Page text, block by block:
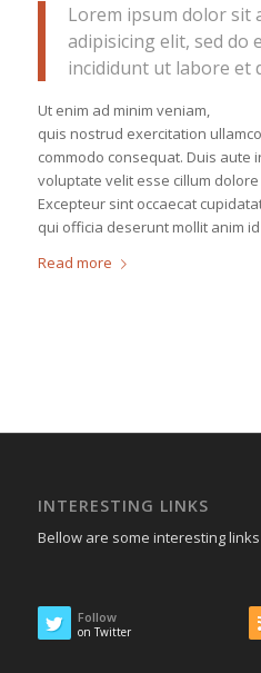
Lorem ipsum dolor sit
adipisicing elit, sed do
incididunt ut labore et
Ut enim ad minim veniam,
quis nostrud exercitation
commodo consequat. Duis
voluptate velit esse cillum
Excepteur sint occaecat
qui officia deserunt mollit anim
Read more
INTERESTING LINKS
Bellow are some interesting
Follow
on Twitter